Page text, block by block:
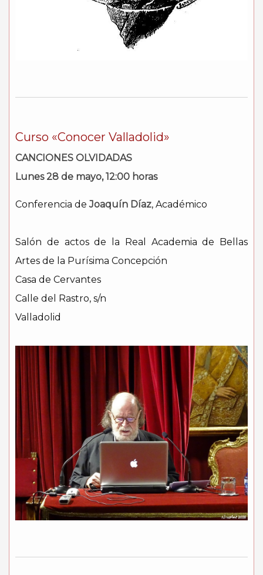
Curso «Conocer Valladolid»
CANCIONES OLVIDADAS
Lunes 28 de mayo, 12:00 horas
Conferencia de Joaquín Díaz, Académico
Salón de actos de la Real Academia de Bellas
Artes de la Purísima Concepción
Casa de Cervantes
Calle del Rastro, s/n
Valladolid